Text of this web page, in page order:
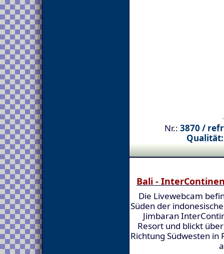
Nr.: 3870 /
Bali -
Die Livewebcam
Süden der
Jimbaran
Resort und blickt
Richtung Südwesten in